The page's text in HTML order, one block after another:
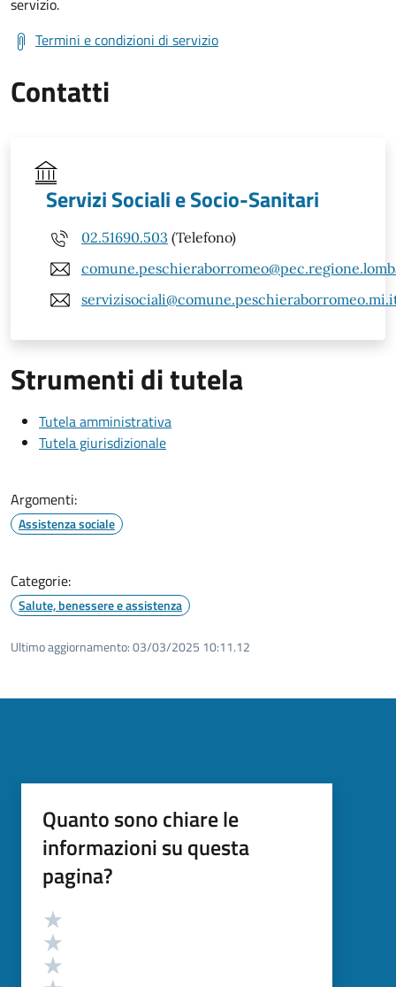
Termini e condizioni di servizio
Contatti
Servizi Sociali e Socio-Sanitari
02.51690.503 (Telefono)
Strumenti di tutela
Tutela amministrativa
Tutela giurisdizionale
Argomenti:
Assistenza sociale
Categorie:
Salute, benessere e assistenza
Ultimo aggiornamento:03/03/2025 10:11.12
Quanto sono chiare le
informazioni su questa
pagina?
Valutazione